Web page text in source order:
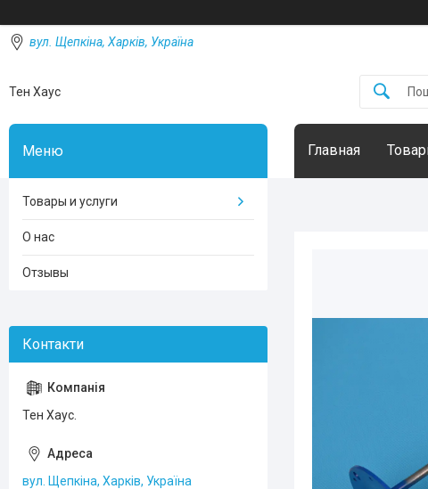
вул. Щепкіна, Харків, Україна
Тен Хаус
Главная
Товары и услуги
О нас
Отзывы
Тен Хаус.
вул. Щепкіна, Харків, Україна